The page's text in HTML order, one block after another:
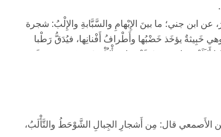
عن ابن جني؛ ما بينَ الإِبْهامِ والسَّبَّابةِ والإِلْبُ: شجرة
خَبِيثةٌ يؤخَذ خَضْبُها وأَطْرافُ أَفْنانِها، فيُدَقُّ رَطْبا
إِذا أَكَلَتْه، فإِن هي شَمَّتْه ولم تأْكُلْه عَمِيَتْ عنه وصَمَّتْ
الأَصمعي قال: مِن أَشجارِ الجِبالِ الشَّوْحَطُ والتَّأْلَبُ،